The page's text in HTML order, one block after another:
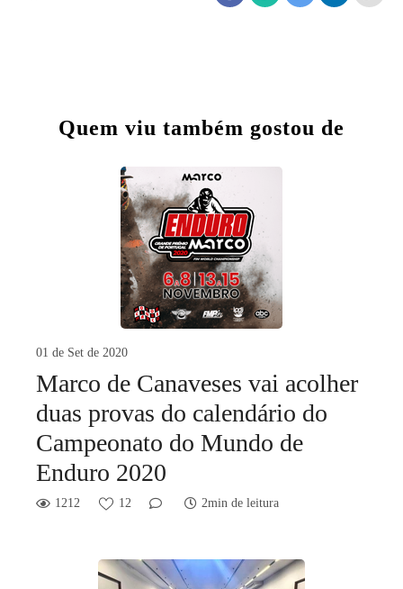
Quem viu também gostou de
01 de Set de 2020
Marco de Canaveses vai acolher
duas provas do calendário do
Campeonato do Mundo de
Enduro 2020
1212 12 2min de leitura